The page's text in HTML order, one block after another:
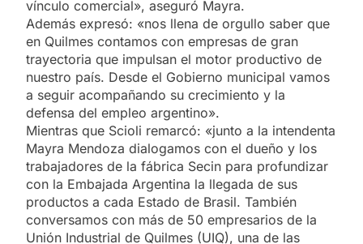
vínculo comercial», aseguró Mayra.
Además expresó: «nos llena de orgullo saber que
en Quilmes contamos con empresas de gran
trayectoria que impulsan el motor productivo de
nuestro país. Desde el Gobierno municipal vamos
a seguir acompañando su crecimiento y la
defensa del empleo argentino».
Mientras que Scioli remarcó: «junto a la intendenta
Mayra Mendoza dialogamos con el dueño y los
trabajadores de la fábrica Secin para profundizar
con la Embajada Argentina la llegada de sus
productos a cada Estado de Brasil. También
conversamos con más de 50 empresarios de la
Unión Industrial de Quilmes (UIQ), una de las